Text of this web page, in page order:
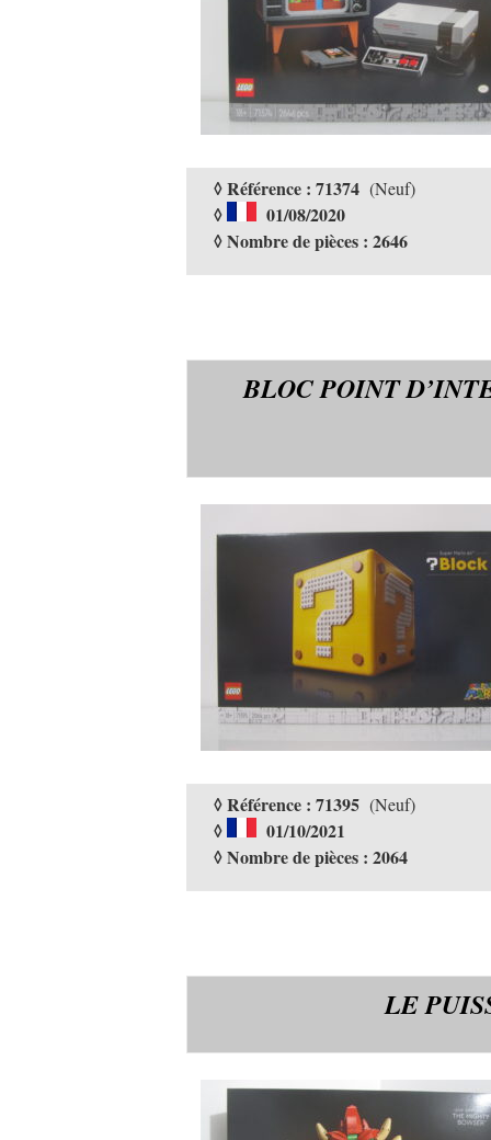
◊ Référence : 71374 (Neuf)
◊
01/08/2020
◊ Nombre de pièces : 2646
BLOC POINT
◊ Référence : 71395 (Neuf)
◊
01/10/2021
◊ Nombre de pièces : 2064
LE